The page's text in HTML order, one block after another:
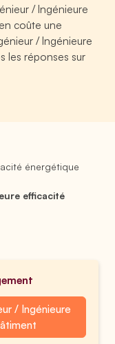
/ Ingénieure
coûte une
/ Ingénieure
les réponses sur
énergétique
efficacité
/ Ingénieure